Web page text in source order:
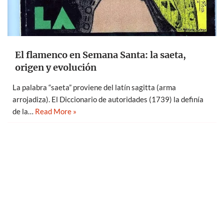
El flamenco en Semana Santa: la saeta,
origen y evolución
La palabra “saeta” proviene del latín sagitta (arma
arrojadiza). El Diccionario de autoridades (1739) la definía
de la… Read More »